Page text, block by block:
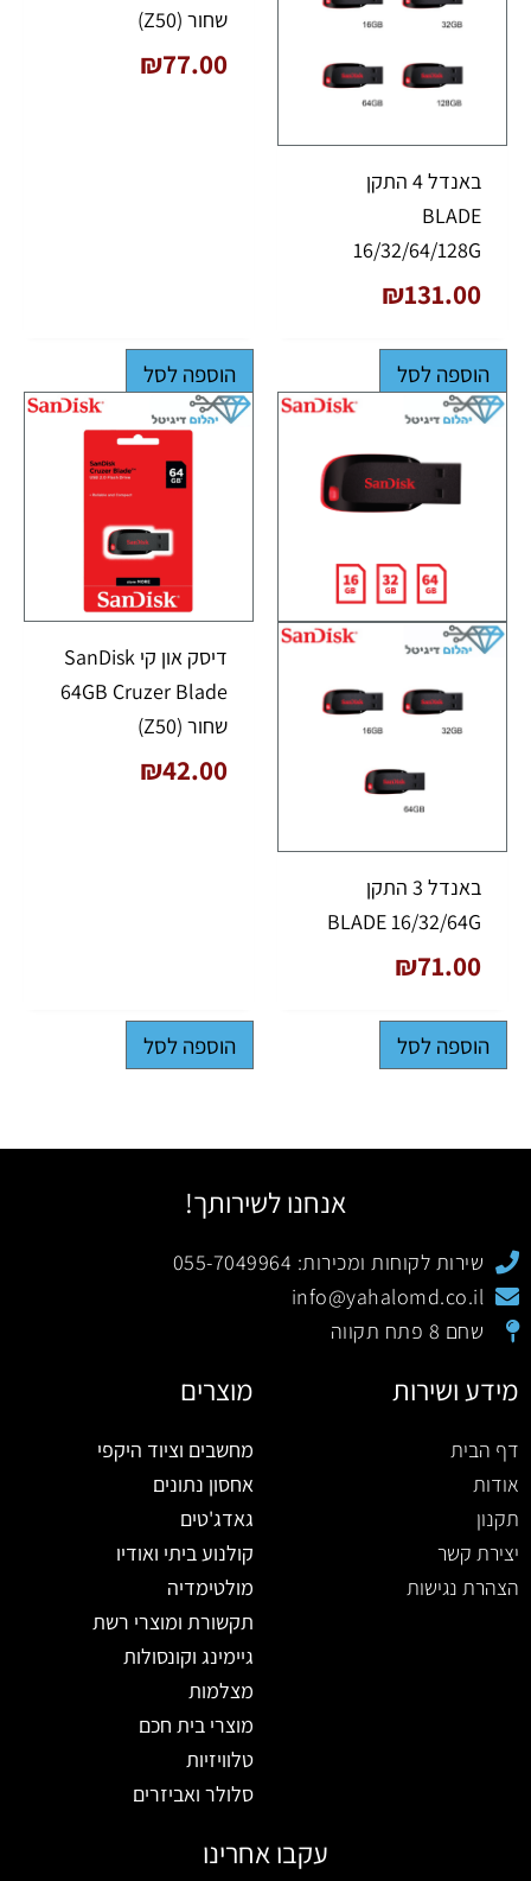
באנדל 4 התקן
BLADE
16/32/64/128G
₪131.00
הוספה לסל
שחור (Z50)
₪77.00
הוספה לסל
באנדל 3 התקן
BLADE 16/32/64G
₪71.00
הוספה לסל
דיסק און קי SanDisk
64GB Cruzer Blade
שחור (Z50)
₪42.00
הוספה לסל
אנחנו לשירותך!
שירות לקוחות ומכירות: 055-7049964
info@yahalomd.co.il
שחם 8 פתח תקווה
מידע ושירות
דף הבית
אודות
תקנון
יצירת קשר
הצהרת נגישות
מוצרים
מחשבים וציוד היקפי
אחסון נתונים
גאדג'טים
קולנוע ביתי ואודיו
מולטימדיה
תקשורת ומוצרי רשת
גיימינג וקונסולות
מצלמות
מוצרי בית חכם
טלוויזיות
סלולר ואביזרים
עקבו אחרינו